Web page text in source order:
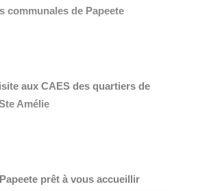
communales de Papeete
aux CAES des quartiers de
Amélie
prêt à vous accueillir